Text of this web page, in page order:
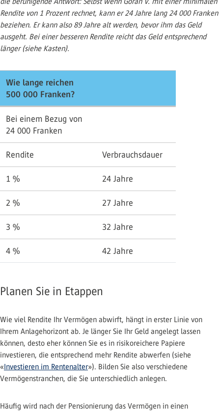
Rendite von 1 Prozent rechnet, kann er 24 Jahre lang 24 000 Franken
beziehen. Er kann also 89 Jahre alt werden, bevor ihm das Geld
ausgeht. Bei einer besseren Rendite reicht das Geld entsprechend
länger (siehe Kasten).
Wie lange reichen
500 000 Franken?
Bei einem Bezug von
24 000 Franken
Rendite Verbrauchsdauer
1 % 24 Jahre
2 % 27 Jahre
3 % 32 Jahre
4 % 42 Jahre
Planen Sie in Etappen
Wie viel Rendite Ihr Vermögen abwirft, hängt in erster Linie von
Ihrem Anlagehorizont ab. Je länger Sie Ihr Geld angelegt lassen
können, desto eher können Sie es in risikoreichere Papiere
investieren, die entsprechend mehr Rendite abwerfen (siehe
«Investieren im Rentenalter»). Bilden Sie also verschiedene
Vermögenstranchen, die Sie unterschiedlich anlegen.
Häufig wird nach der Pensionierung das Vermögen in einen